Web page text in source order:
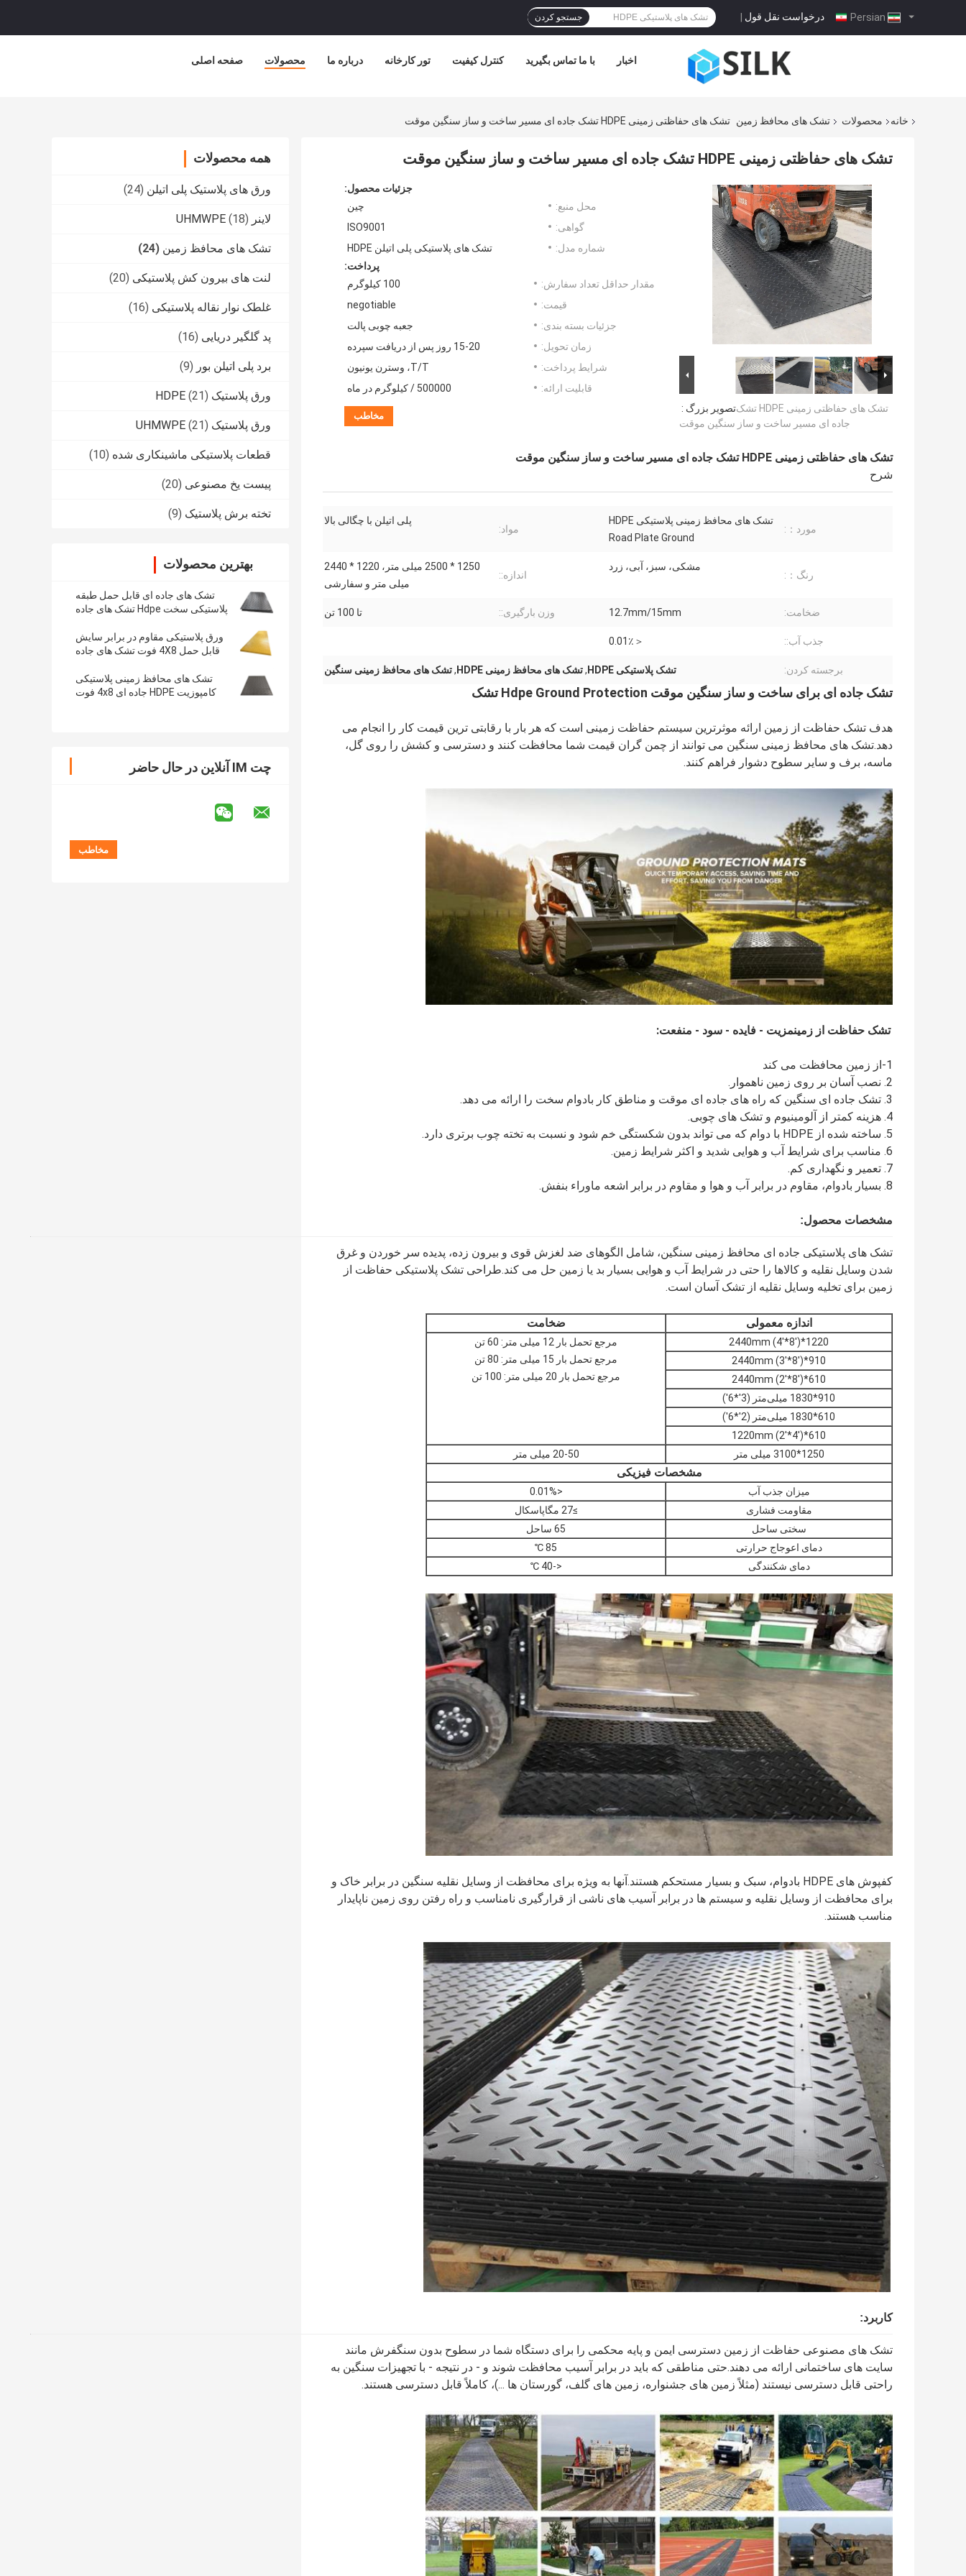
درخواست نقل قول | جستجو کردن
صفحه اصلی محصولات درباره ما تور کارخانه کنترل کیفیت با ما تماس بگیرید اخبار
خانه محصولات تشک های محافظ زمین تشک های حفاظتی زمینی HDPE تشک جاده ای مسیر ساخت و ساز سنگین موقت
همه محصولات
ورق های پلاستیک پلی اتیلن (24)
لاینر UHMWPE (18)
تشک های محافظ زمین (24)
لنت های بیرون کش پلاستیکی (20)
غلطک نوار نقاله پلاستیکی (16)
پد گلگیر دریایی (16)
برد پلی اتیلن بور (9)
ورق پلاستیک HDPE (21)
ورق پلاستیک UHMWPE (21)
قطعات پلاستیکی ماشینکاری شده (10)
پیست یخ مصنوعی (20)
تخته برش پلاستیک (9)
بهترین محصولات
تشک های جاده ای قابل حمل طبقه
پلاستیکی سخت Hdpe تشک های جاده
ورق پلاستیکی مقاوم در برابر سایش
قابل حمل 4X8 فوت تشک های جاده
تشک های محافظ زمینی پلاستیکی
کامپوزیت HDPE جاده ای 4x8 فوت
چت IM آنلاین در حال حاضر
تشک های حفاظتی زمینی HDPE تشک جاده ای مسیر ساخت و ساز سنگین موقت
تصویر بزرگ :تشک های حفاظتی زمینی HDPE تشک
جاده ای مسیر ساخت و ساز سنگین موقت
جزئیات محصول:
محل منبع:
چین
گواهی:
ISO9001
شماره مدل:
تشک های پلاستیکی پلی اتیلن HDPE
پرداخت:
مقدار حداقل تعداد سفارش:
100 کیلوگرم
قیمت:
negotiable
جزئیات بسته بندی:
جعبه چوبی پالت
زمان تحویل:
15-20 روز پس از دریافت سپرده
شرایط پرداخت:
T/T، وسترن یونیون
قابلیت ارائه:
500000 / کیلوگرم در ماه
مخاطب
تشک های حفاظتی زمینی HDPE تشک جاده ای مسیر ساخت و ساز سنگین موقت
شرح
مورد：:
تشک های محافظ زمینی پلاستیکی HDPE
Road Plate Ground
مواد:
پلی اتیلن با چگالی بالا
رنگ：:
مشکی، سبز، آبی، زرد
اندازه::
1250 * 2500 میلی متر، 1220 * 2440
میلی متر و سفارشی
ضخامت: 12.7mm/15mm وزن بارگیری:: تا 100 تن
جذب آب:: ＜0.01٪
برجسته کردن: تشک پلاستیکی HDPE ,تشک های محافظ زمینی HDPE ,تشک های محافظ زمینی سنگین
تشک جاده ای برای ساخت و ساز سنگین موقت Hdpe Ground Protection تشک
هدف تشک حفاظت از زمین ارائه موثرترین سیستم حفاظت زمینی است که هر بار با رقابتی ترین قیمت کار را انجام می
دهد.تشک های محافظ زمینی سنگین می توانند از چمن گران قیمت شما محافظت کنند و دسترسی و کشش را روی گل،
ماسه، برف و سایر سطوح دشوار فراهم کنند.
تشک حفاظت از زمینمزیت - فایده - سود - منفعت:
1-از زمین محافظت می کند
2. نصب آسان بر روی زمین ناهموار.
3. تشک جاده ای سنگین که راه های جاده ای موقت و مناطق کار بادوام سخت را ارائه می دهد.
4. هزینه کمتر از آلومینیوم و تشک های چوبی.
5. ساخته شده از HDPE با دوام که می تواند بدون شکستگی خم شود و نسبت به تخته چوب برتری دارد.
6. مناسب برای شرایط آب و هوایی شدید و اکثر شرایط زمین.
7. تعمیر و نگهداری کم.
8. بسیار بادوام، مقاوم در برابر آب و هوا و مقاوم در برابر اشعه ماوراء بنفش.
مشخصات محصول:
تشک های پلاستیکی جاده ای محافظ زمینی سنگین، شامل الگوهای ضد لغزش قوی و بیرون زده، پدیده سر خوردن و غرق
شدن وسایل نقلیه و کالاها را حتی در شرایط آب و هوایی بسیار بد یا زمین حل می کند.طراحی تشک پلاستیکی حفاظت از
زمین برای تخلیه وسایل نقلیه از تشک آسان است.
اندازه معمولی ضخامت
1220*2440mm (4'*8')
مرجع تحمل بار 12 میلی متر: 60 تن
مرجع تحمل بار 15 میلی متر: 80 تن
مرجع تحمل بار 20 میلی متر: 100 تن
910*2440mm (3'*8')
610*2440mm (2'*8')
910*1830 میلی‌متر (3'*6')
610*1830 میلی‌متر (2'*6')
610*1220mm (2'*4')
1250*3100 میلی متر
20-50 میلی متر
مشخصات فیزیکی
میزان جذب آب
<0.01%
مقاومت فشاری
≥27 مگاپاسکال
سختی ساحل
65 ساحل
دمای اعوجاج حرارتی
85 ℃
دمای شکنندگی
<-40 ℃
کفپوش های HDPE بادوام، سبک و بسیار مستحکم هستند.آنها به ویژه برای محافظت از وسایل نقلیه سنگین در برابر خاک و
برای محافظت از وسایل نقلیه و سیستم ها در برابر آسیب های ناشی از قرارگیری نامناسب و راه رفتن روی زمین ناپایدار
مناسب هستند.
کاربرد:
تشک های مصنوعی حفاظت از زمین دسترسی ایمن و پایه محکمی را برای دستگاه شما در سطوح بدون سنگفرش مانند
سایت های ساختمانی ارائه می دهند.حتی مناطقی که باید در برابر آسیب محافظت شوند و - در نتیجه - با تجهیزات سنگین به
راحتی قابل دسترسی نیستند (مثلاً زمین های جشنواره، زمین های گلف، گورستان ها ...)، کاملاً قابل دسترسی هستند.